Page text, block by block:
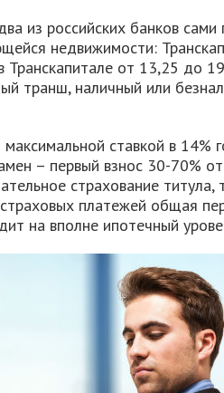
из российских банков
недвижимости:
от 13,25 до
транш, наличный или
ставкой в 14%
– первый взнос 30-70%
страхование титула,
платежей общая
на вполне ипотечный